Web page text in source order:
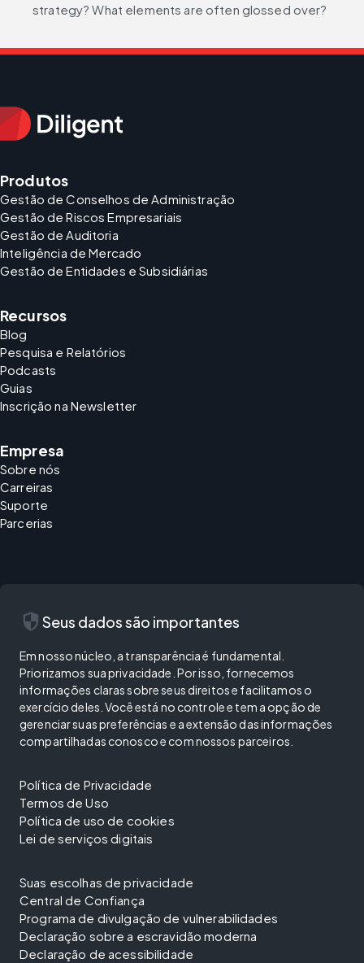
strategy? What elements are often glossed over?
Produtos
Gestão de Conselhos de Administração
Gestão de Riscos Empresariais
Gestão de Auditoria
Inteligência de Mercado
Gestão de Entidades e Subsidiárias
Recursos
Blog
Pesquisa e Relatórios
Podcasts
Guias
Inscrição na Newsletter
Empresa
Sobre nós
Carreiras
Suporte
Parcerias
security Seus dados são importantes
Em nosso núcleo, a transparência é fundamental.
Priorizamos sua privacidade. Por isso, fornecemos
informações claras sobre seus direitos e facilitamos o
exercício deles. Você está no controle e tem a opção de
gerenciar suas preferências e a extensão das informações
compartilhadas conosco e com nossos parceiros.
Política de Privacidade
Termos de Uso
Política de uso de cookies
Lei de serviços digitais
Suas escolhas de privacidade
Central de Confiança
Programa de divulgação de vulnerabilidades
Declaração sobre a escravidão moderna
Declaração de acessibilidade